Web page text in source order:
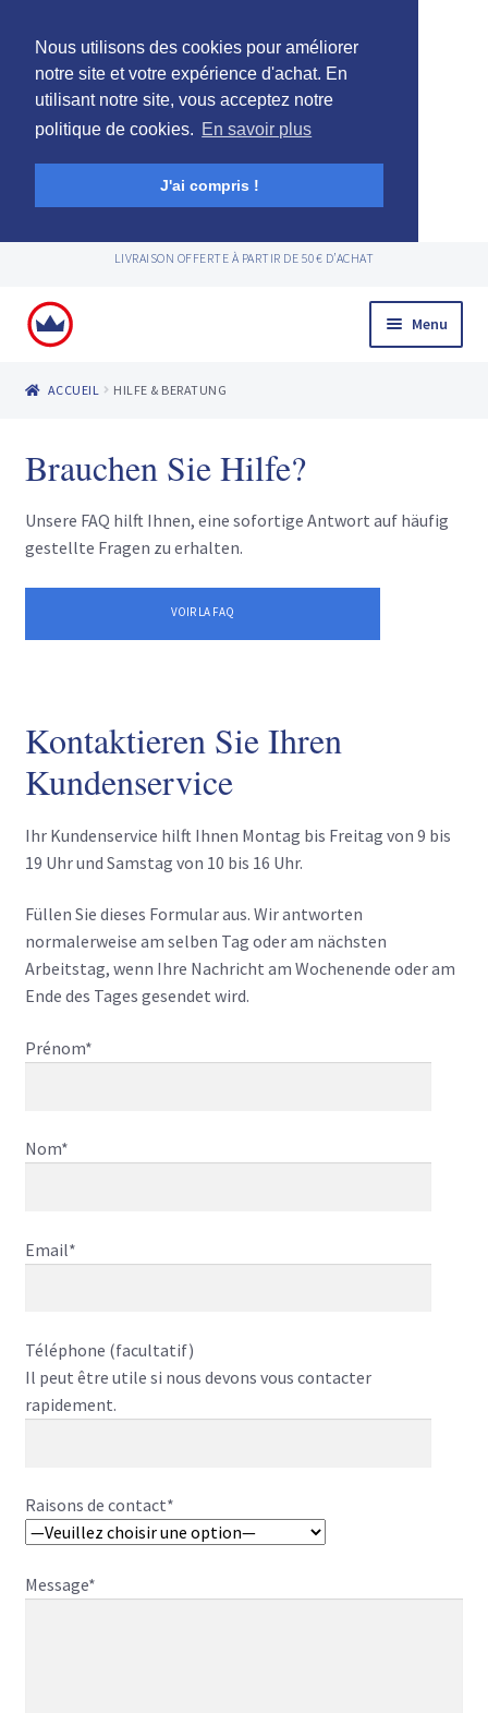
Nous utilisons des cookies pour améliorer
notre site et votre expérience d'achat. En
utilisant notre site, vous acceptez notre
politique de cookies. En savoir plus
J'ai compris !
LIVRAISON OFFERTE À PARTIR DE 50€ D’ACHAT
Aller
à
navigation
Aller
au
Menu
ACCUEIL HILFE & BERATUNG
Brauchen Sie Hilfe?
Unsere FAQ hilft Ihnen, eine sofortige Antwort auf häufig
gestellte Fragen zu erhalten.
VOIR LA FAQ
Kontaktieren Sie Ihren
Kundenservice
Ihr Kundenservice hilft Ihnen Montag bis Freitag von 9 bis
19 Uhr und Samstag von 10 bis 16 Uhr.
Füllen Sie dieses Formular aus. Wir antworten
normalerweise am selben Tag oder am nächsten
Arbeitstag, wenn Ihre Nachricht am Wochenende oder am
Ende des Tages gesendet wird.
Prénom*
Nom*
Email*
Téléphone (facultatif)
Il peut être utile si nous devons vous contacter
rapidement.
Raisons de contact*
Message*